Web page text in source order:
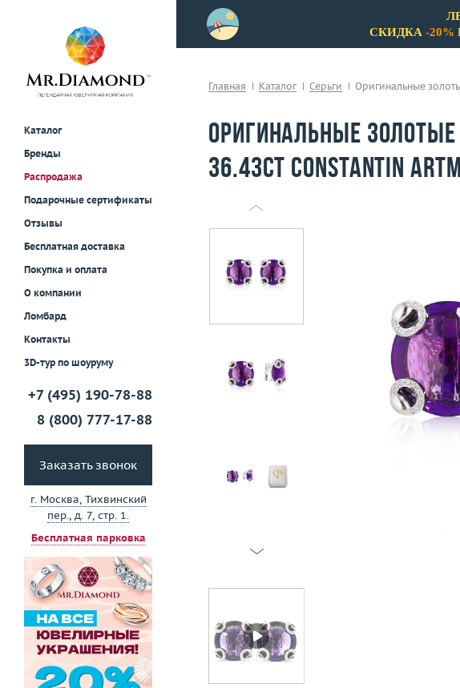
Каталог
Бренды
Распродажа
Подарочные сертификаты
Отзывы
Бесплатная доставка
Покупка и оплата
О компании
Ломбард
Контакты
3D-тур по шоуруму
+7 (495) 190-78-88
8 (800) 777-17-88
Заказать звонок
г. Москва, Тихвинский
пер., д. 7, стр. 1.
Бесплатная парковка
примерки!
СКИДКА -20%
Главная Каталог Серьги Оригинальные
Оригинальные
36.43ct Constantin